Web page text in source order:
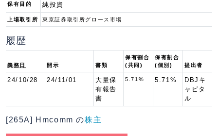
保有目的 純投資
上場取引所 東京証券取引所グロース市場
履歴
義務日 開示 書類
保有割合
(共同)
保有割合
(個別)
提出者
24/10/28 24/11/01
大量保
有報告
書
5.71% 5.71%
DBJキ
ャピタ
ル
[265A] Hmcomm の株主